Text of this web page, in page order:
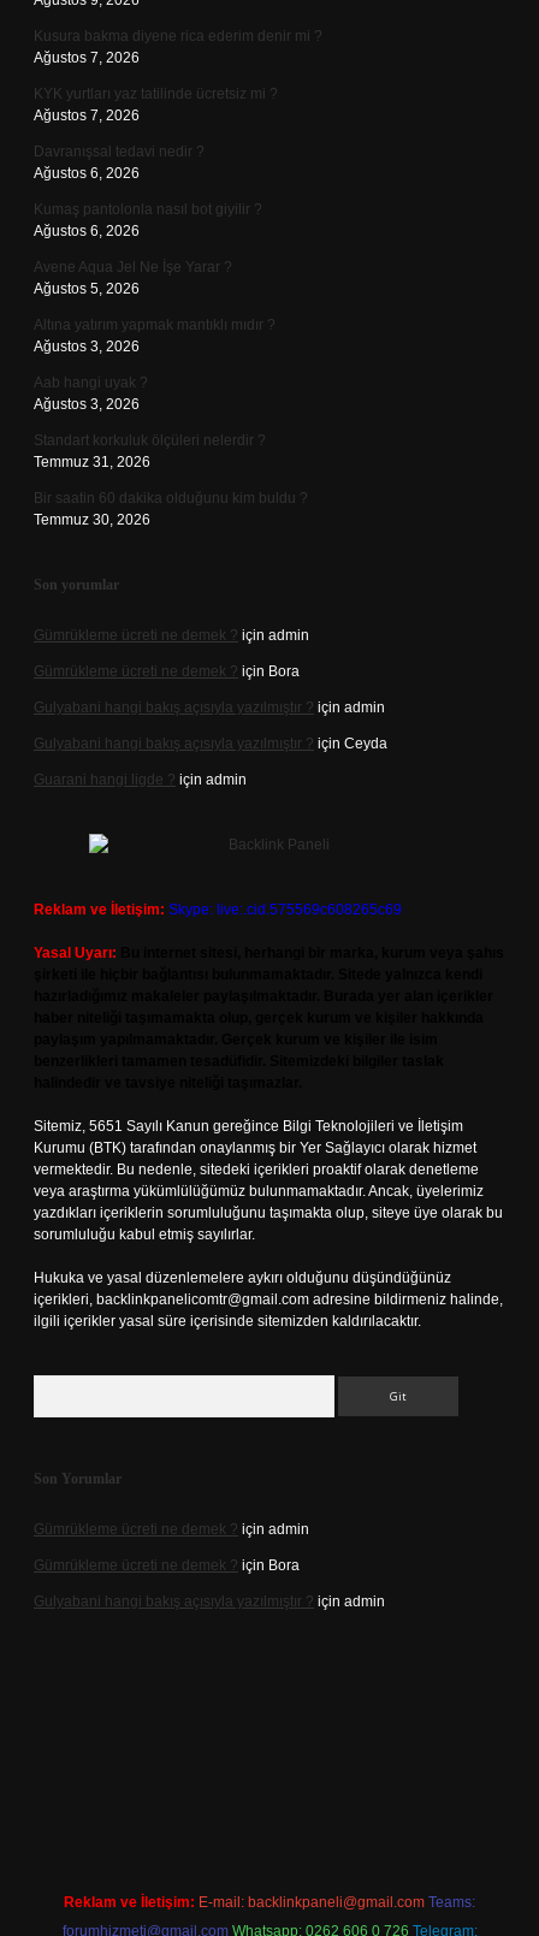
Kusura bakma diyene rica ederim denir mi ?
Ağustos 7, 2026
KYK yurtları yaz tatilinde ücretsiz mi ?
Ağustos 7, 2026
Davranışsal tedavi nedir ?
Ağustos 6, 2026
Kumaş pantolonla nasıl bot giyilir ?
Ağustos 6, 2026
Avene Aqua Jel Ne İşe Yarar ?
Ağustos 5, 2026
Altına yatırım yapmak mantıklı mıdır ?
Ağustos 3, 2026
Aab hangi uyak ?
Ağustos 3, 2026
Standart korkuluk ölçüleri nelerdir ?
Temmuz 31, 2026
Bir saatin 60 dakika olduğunu kim buldu ?
Temmuz 30, 2026
Son yorumlar
Gümrükleme ücreti ne demek ? için admin
Gümrükleme ücreti ne demek ? için Bora
Gulyabani hangi bakış açısıyla yazılmıştır ? için admin
Gulyabani hangi bakış açısıyla yazılmıştır ? için Ceyda
Guarani hangi ligde ? için admin
Reklam ve İletişim: Skype: live:.cid.575569c608265c69
Yasal Uyarı:
Sitemiz, 5651 Sayılı Kanun gereğince Bilgi Teknolojileri ve İletişim
Kurumu (BTK) tarafından onaylanmış bir Yer Sağlayıcı olarak hizmet
vermektedir. Bu nedenle, sitedeki içerikleri proaktif olarak denetleme
veya araştırma yükümlülüğümüz bulunmamaktadır. Ancak, üyelerimiz
yazdıkları içeriklerin sorumluluğunu taşımakta olup, siteye üye olarak bu
sorumluluğu kabul etmiş sayılırlar.
Hukuka ve yasal düzenlemelere aykırı olduğunu düşündüğünüz
içerikleri, backlinkpanelicomtr@gmail.com adresine bildirmeniz halinde,
ilgili içerikler yasal süre içerisinde sitemizden kaldırılacaktır.
Son Yorumlar
Gümrükleme ücreti ne demek ? için admin
Gümrükleme ücreti ne demek ? için Bora
Gulyabani hangi bakış açısıyla yazılmıştır ? için admin
Reklam ve İletişim: E-mail: backlinkpaneli@gmail.com Teams:
forumhizmeti@gmail.com Whatsapp: 0262 606 0 726 Telegram: